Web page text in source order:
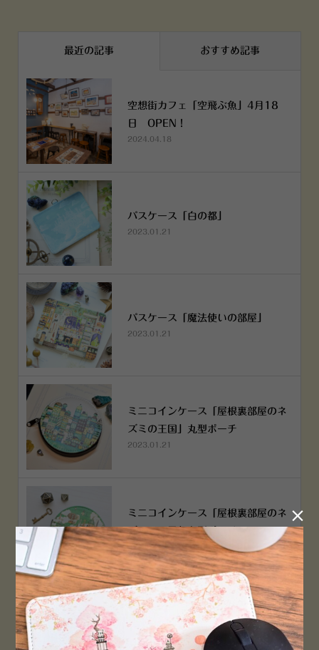
最近の記事 おすすめ記事
空想街カフェ「空飛ぶ魚」4月18
日 OPEN！
2024.04.18
パスケース「白の都」
2023.01.21
パスケース「魔法使いの部屋」
2023.01.21
ミニコインケース「屋根裏部屋のネ
ズミの王国」丸型ポーチ
2023.01.21
ミニコインケース「屋根裏部屋のネ
ズミの王国」丸型ポーチ
2023.01.21
横浜赤レンガ倉庫店 12月6日 O
PEN！
2022.12.05
